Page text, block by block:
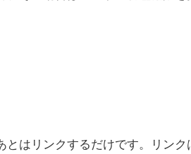
とはリンクするだけです。リン